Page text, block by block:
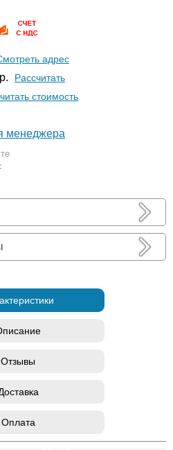
адрес
Расcчитать
стоимость
менеджера
Отзывы
Оплата